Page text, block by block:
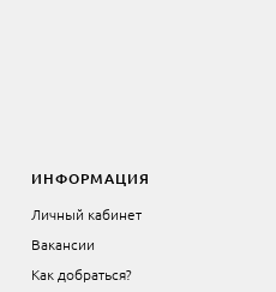
ИНФОРМАЦИЯ
Личный кабинет
Вакансии
Как добраться?